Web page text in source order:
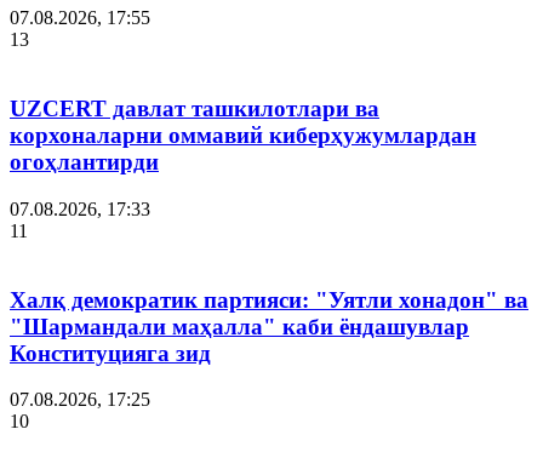
07.08.2026, 17:55
13
UZCERT давлат ташкилотлари ва
корхоналарни оммавий киберҳужумлардан
огоҳлантирди
07.08.2026, 17:33
11
Халқ демократик партияси: "Уятли хонадон" ва
"Шармандали маҳалла" каби ёндашувлар
Конституцияга зид
07.08.2026, 17:25
10